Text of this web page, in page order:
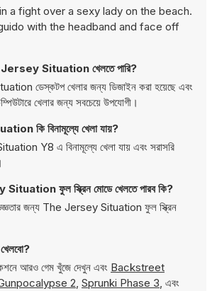
a fight over a sexy lady on the beach.
with the headband and face off
Jersey Situation খেলতে পারি?
ডেস্কটপ খেলার জন্য ডিজাইন করা হয়েছে এবং
খেলার জন্য সবচেয়ে উপযোগী।
কি বিনামূল্যে খেলা যায়?
Y8 এ বিনামূল্যে খেলা যায় এবং সরাসরি
ফুল স্ক্রিন মোডে খেলতে পারব কি?
জন্য The Jersey Situation ফুল স্ক্রিন
আরও গেম খুঁজে দেখুন এবং Backstreet
2, Sprunki Phase 3, এবং